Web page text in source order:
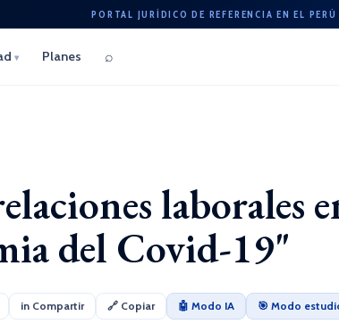
PORTAL JURÍDICO DE REFERENCIA EN EL PERÚ
▾ Planes ⌕
laborales
del Covid-19"
in Compartir 🔗 Copiar 🤖 Modo IA 🎯 Modo